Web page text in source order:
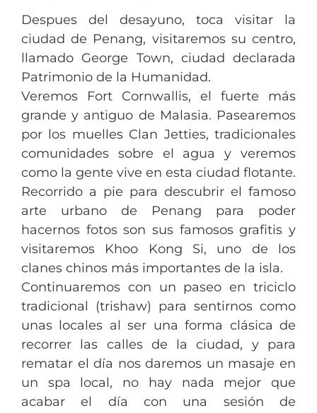
Despues del desayuno, toca visitar la
ciudad de Penang, visitaremos su centro,
llamado George Town, ciudad declarada
Patrimonio de la Humanidad.
Veremos Fort Cornwallis, el fuerte más
grande y antiguo de Malasia. Pasearemos
por los muelles Clan Jetties, tradicionales
comunidades sobre el agua y veremos
como la gente vive en esta ciudad flotante.
Recorrido a pie para descubrir el famoso
arte urbano de Penang para poder
hacernos fotos son sus famosos grafitis y
visitaremos Khoo Kong Si, uno de los
clanes chinos más importantes de la isla.
Continuaremos con un paseo en triciclo
tradicional (trishaw) para sentirnos como
unas locales al ser una forma clásica de
recorrer las calles de la ciudad, y para
rematar el día nos daremos un masaje en
un spa local, no hay nada mejor que
acabar el día con una sesión de